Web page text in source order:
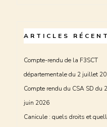
ARTICLES
Compte-rendu de la F3SCT
départementale du 2 juillet
Compte rendu du CSA SD du
juin 2026
Canicule : quels droits et